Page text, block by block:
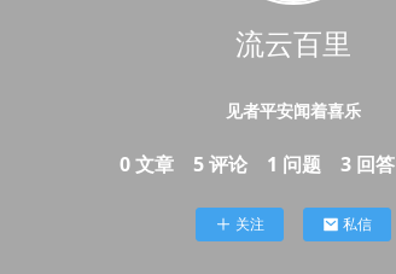
流云百里
见者平安闻着喜乐
0 文章 5 评论 1 问题 3 回答
关注 私信